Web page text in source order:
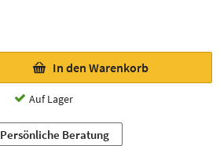
In den Warenkorb
Auf Lager
Persönliche Beratung